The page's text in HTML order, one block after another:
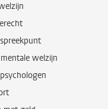
welzijn